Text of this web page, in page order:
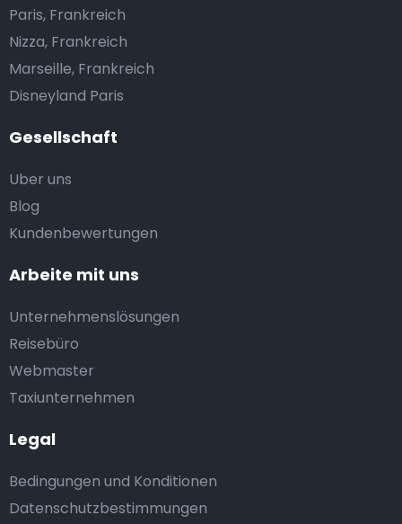
Gesellschaft
Uber uns
Blog
Kundenbewertungen
Arbeite mit uns
Unternehmenslösungen
Reisebüro
Webmaster
Taxiunternehmen
Legal
Bedingungen und Konditionen
Datenschutzbestimmungen
Paris, Frankreich
Nizza, Frankreich
Marseille, Frankreich
Disneyland Paris